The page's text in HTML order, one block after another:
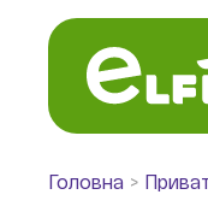
Головна